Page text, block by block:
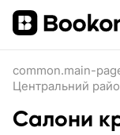
common.main-
Центральний
Салони